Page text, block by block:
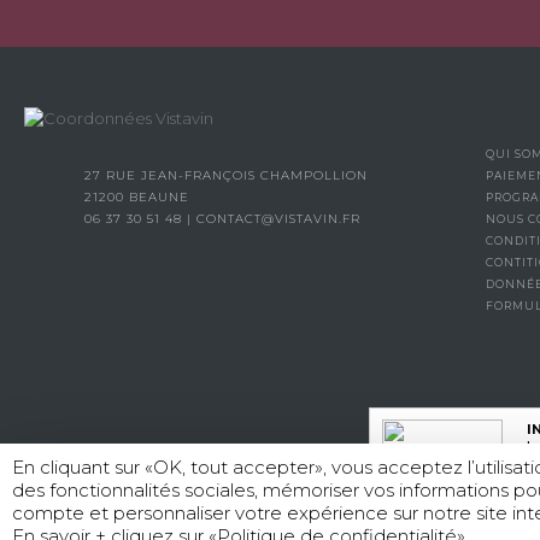
27 RUE JEAN-FRANÇOIS CHAMPOLLION
21200 BEAUNE
06 37 30 51 48 | CONTACT@VISTAVIN.FR
QUI
NOUS
En cliquant sur «OK, tout accepter», vous acceptez
des fonctionnalités sociales, mémoriser vos informations
compte et personnaliser votre expérience sur notre site